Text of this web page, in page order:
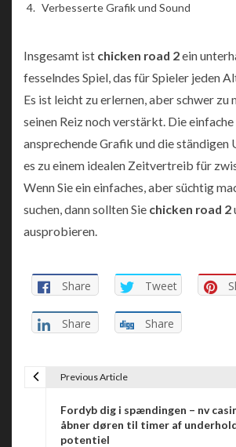
Verbesserte Grafik und Sound
Insgesamt ist chicken road 2ein
fesselndes Spiel, das für Spieler jeden
Es ist leicht zu erlernen, aber schwer zu
seinen Reiz noch verstärkt. Die
ansprechende Grafik und die ständigen
es zu einem idealen Zeitvertreib für
Wenn Sie ein einfaches, aber süchtig
suchen, dann sollten Sie chicken road 2
ausprobieren.
Share Tweet
Share Share
Previous Article
Fordyb dig i spændingen – nv
åbner døren til timer af
potentiel